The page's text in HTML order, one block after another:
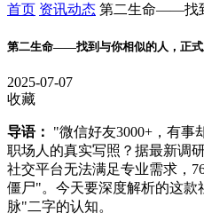
首页 资讯动态 第二生命——找
第二生命——找到与你相似的人，正式
2025-07-07
收藏
导语：
"微信好友3000+，有
职场人的真实写照？据最新调
社交平台无法满足专业需求，
僵尸"。今天要深度解析的这款
脉"二字的认知。